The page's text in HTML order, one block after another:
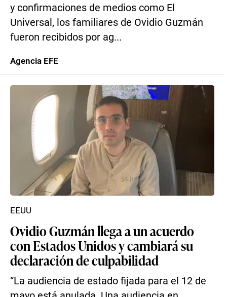
y confirmaciones de medios como El
Universal, los familiares de Ovidio Guzmán
fueron recibidos por ag...
Agencia EFE
Ovidio Guzmán llega a un acuerdo
con Estados Unidos y cambiará su
declaración de culpabilidad
“La audiencia de estado fijada para el 12 de
EEUU